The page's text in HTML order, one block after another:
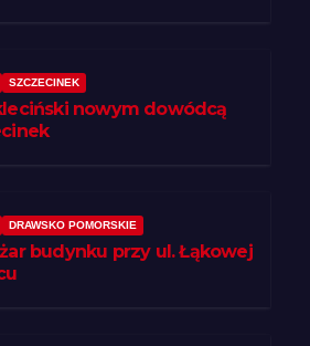
SZCZECINEK
nowym dowódcą
DRAWSKO POMORSKIE
budynku przy ul. Łąkowej